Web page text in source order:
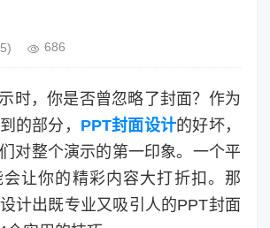
686
时，你是否曾忽略了封面？作为
的部分， PPT封面设计的好坏，
对整个演示的第一印象。一个平
让你的精彩内容大打折扣。那
计出既专业又吸引人的PPT封面